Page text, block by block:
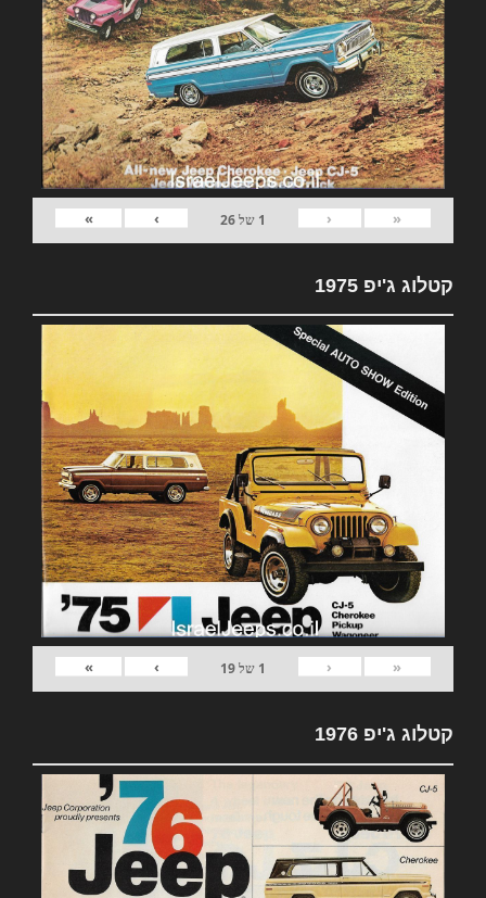
«
‹
1 של26
›
»
קטלוג ג'יפ 1975
«
‹
1 של19
›
»
קטלוג ג'יפ 1976